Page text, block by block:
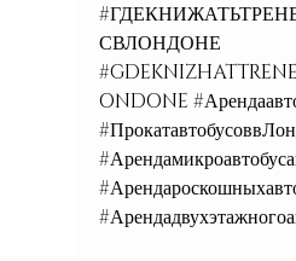
СВЛОНДОНЕ
ONDONE